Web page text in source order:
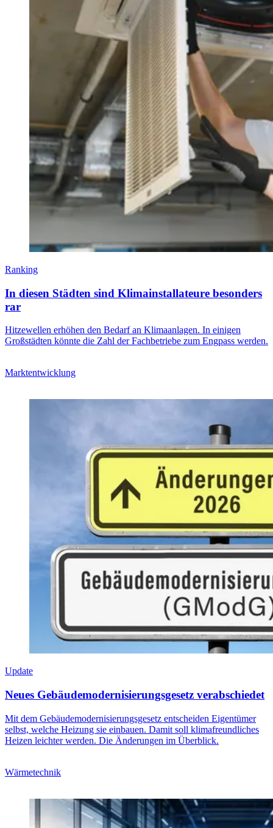
Ranking
In diesen Städten sind Klimainstallateure besonders
rar
Hitzewellen erhöhen den Bedarf an Klimaanlagen. In einigen
Großstädten könnte die Zahl der Fachbetriebe zum Engpass werden.
Marktentwicklung
Update
Neues Gebäudemodernisierungsgesetz verabschiedet
Mit dem Gebäudemodernisierungsgesetz entscheiden Eigentümer
selbst, welche Heizung sie einbauen. Damit soll klimafreundliches
Heizen leichter werden. Die Änderungen im Überblick.
Wärmetechnik